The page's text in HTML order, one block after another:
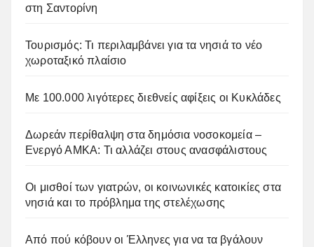
στη Σαντορίνη
Τουρισμός: Τι περιλαμβάνει για τα νησιά το νέο
χωροταξικό πλαίσιο
Με 100.000 λιγότερες διεθνείς αφίξεις οι Κυκλάδες
Δωρεάν περίθαλψη στα δημόσια νοσοκομεία –
Ενεργό ΑΜΚΑ: Τι αλλάζει στους ανασφάλιστους
Οι μισθοί των γιατρών, οι κοινωνικές κατοικίες στα
νησιά και το πρόβλημα της στελέχωσης
Από πού κόβουν οι Έλληνες για να τα βγάλουν